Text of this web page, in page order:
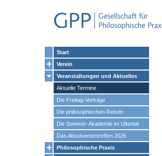
Start
Verein
Veranstaltungen und Aktuelles
Aktuelle Termine
Die Freitag-Vorträge
Die philosophischen Reisen
Die Sommer-Akademie im Ultental
Das Absolvententreffen 2026
Philosophische Praxis